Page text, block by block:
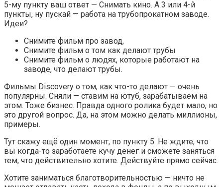
5-му пункту ваш ответ — Снимать кино. А 3 или 4-й
пункты, ну пускай — работа на трубопрокатном заводе.
Идеи?
Снимите фильм про завод,
Снимите фильм о том как делают трубы
Снимите фильм о людях, которые работают на
заводе, что делают трубы.
Фильмы Discovery о том, как что-то делают — очень
популярны. Сняли — ставим на ютуб, зарабатываем на
этом. Тоже бизнес. Правда одного ролика будет мало, но
это другой вопрос. Да, на этом можно делать миллионы,
примеры.
Тут скажу ещё один момент, по пункту 5. Не ждите, что
вы когда-то заработаете кучу денег и сможете заняться
тем, что действительно хотите. Действуйте прямо сейчас.
Хотите заниматься благотворительностью — ничто не